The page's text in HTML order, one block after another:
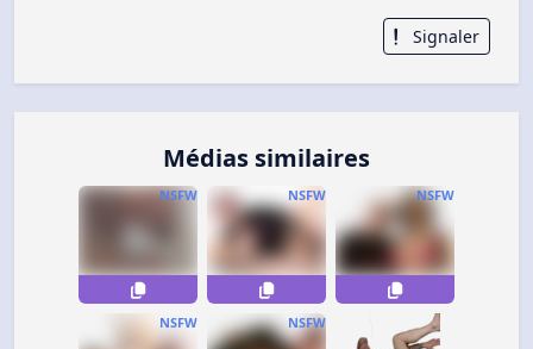
Signaler
Médias similaires
NSFW NSFW NSFW
NSFW NSFW